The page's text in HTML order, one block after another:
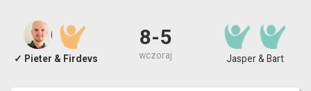
✓ Pieter & Firdevs
8-5
wczoraj Jasper & Bart